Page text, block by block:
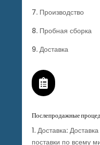
7. Производство
8. Пробная сборка
9. Доставка

Послепродажные
1. Доставка:
поставки по всему